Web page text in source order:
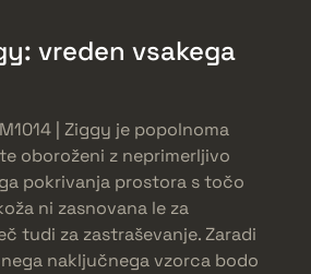
vreden vsakega
| Ziggy je popolnoma
oboroženi z neprimerljivo
pokrivanja prostora s točo
ni zasnovana le za
tudi za zastraševanje. Zaradi
naključnega vzorca bodo